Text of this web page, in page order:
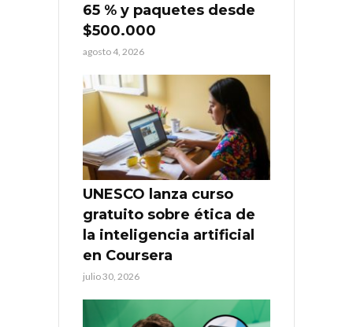
65 % y paquetes desde
$500.000
agosto 4, 2026
UNESCO lanza curso
gratuito sobre ética de
la inteligencia artificial
en Coursera
julio 30, 2026